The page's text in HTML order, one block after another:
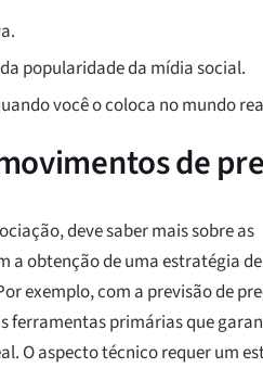
popularidade da mídia social.
você o coloca no mundo
de
deve saber mais sobre as
a obtenção de uma estratégia de
exemplo, com a previsão de
ferramentas primárias que
O aspecto técnico requer um